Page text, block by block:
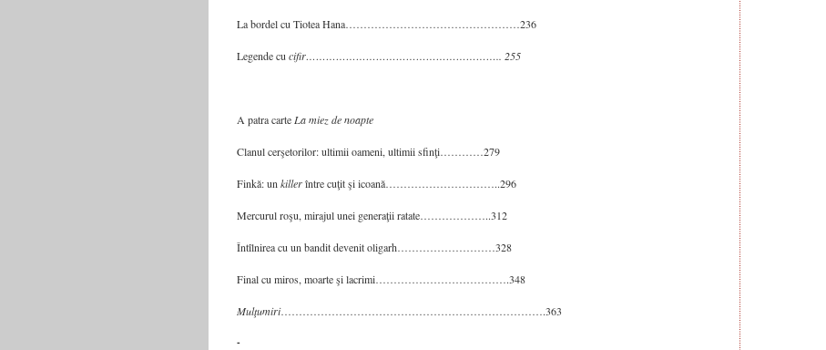
La bordel cu Tiotea Hana…………………………………………236
Legende cu cifir………………………………………………….. 255
A patra carte La miez de noapte
Clanul cerşetorilor: ultimii oameni, ultimii sfinţi…………279
Finkă: un killerîntre cuţit şi icoană…………………………..296
Mercurul roşu, mirajul unei generaţii ratate………………..312
Întîlnirea cu un bandit devenit oligarh………………………328
Final cu miros, moarte şi lacrimi……………………………….348
Mulţumiri……………………………………………………………….363
-